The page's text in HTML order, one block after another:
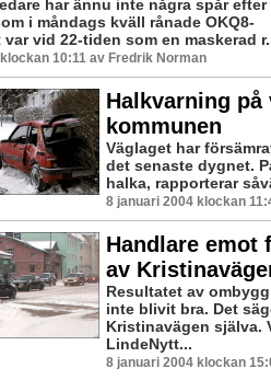
har ännu inte några spår efter
i måndags kväll rånade OKQ8-
var vid 22-tiden som en maskerad
10:11 av Fredrik Norman
Halkvarning på
kommunen
Väglaget har
det senaste dygnet.
halka, rapporterar
8 januari 2004 klockan
Handlare emot
av
Resultatet av
inte blivit bra. Det
Kristinavägen själva.
LindeNytt...
8 januari 2004 klockan